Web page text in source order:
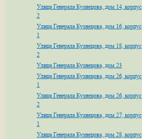
Улица Генерала Кузнецова, дом 14, корпус
2
Улица Генерала Кузнецова, дом 16, корпус
1
Улица Генерала Кузнецова, дом 18, корпус
2
Улица Генерала Кузнецова, дом 23
Улица Генерала Кузнецова, дом 26, корпус
1
Улица Генерала Кузнецова, дом 26, корпус
2
Улица Генерала Кузнецова, дом 27, корпус
1
Улица Генерала Кузнецова, дом 28, корпус